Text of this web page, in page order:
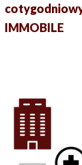
IMMOBILE